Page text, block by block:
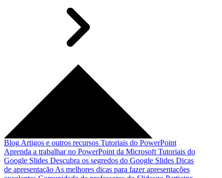
Blog Artigos e outros recursos Tutoriais do PowerPoint
Aprenda a trabalhar no PowerPoint da Microsoft Tutoriais do
Google Slides Descubra os segredos do Google Slides Dicas
de apresentação As melhores dicas para fazer apresentações